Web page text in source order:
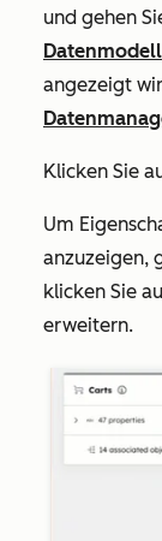
und gehen
Datenmodell
angezeigt
Klicken Sie
Um
anzuzeigen,
klicken Sie
erweitern.